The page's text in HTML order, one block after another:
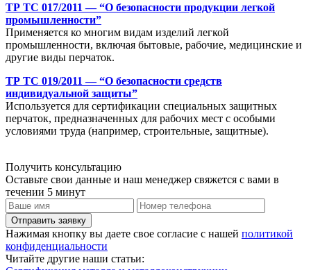
ТР ТС 017/2011 — “О безопасности продукции легкой
промышленности”
Применяется ко многим видам изделий легкой
промышленности, включая бытовые, рабочие, медицинские и
другие виды перчаток.
ТР ТС 019/2011 — “О безопасности средств
индивидуальной защиты”
Используется для сертификации специальных защитных
перчаток, предназначенных для рабочих мест с особыми
условиями труда (например, строительные, защитные).
Получить консультацию
Оставьте свои данные и наш менеджер свяжется с вами в
течении 5 минут
Отправить заявку
Нажимая кнопку вы даете свое согласие с нашей политикой
конфиденциальности
Читайте другие наши статьи: